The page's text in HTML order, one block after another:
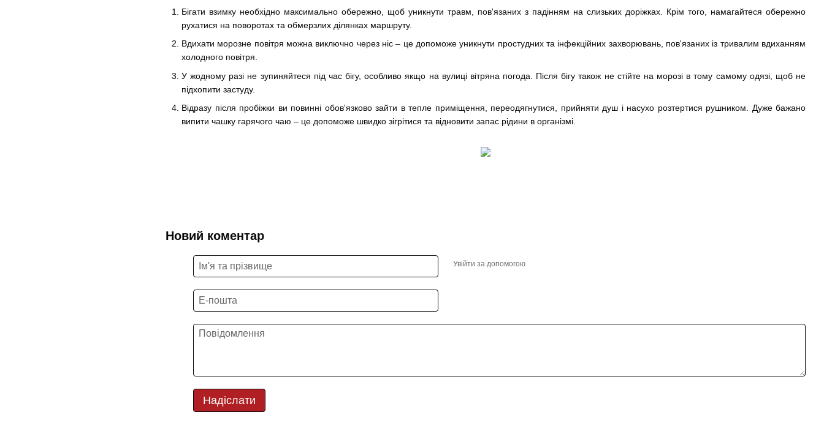
Бігати взимку необхідно максимально обережно, щоб уникнути травм, пов'язаних з падінням на слизьких доріжках. Крім того, намагайтеся обережно
рухатися на поворотах та обмерзлих ділянках маршруту.
Вдихати морозне повітря можна виключно через ніс – це допоможе уникнути простудних та інфекційних захворювань, пов'язаних із тривалим вдиханням
холодного повітря.
У жодному разі не зупиняйтеся під час бігу, особливо якщо на вулиці вітряна погода. Після бігу також не стійте на морозі в тому самому одязі, щоб не
підхопити застуду.
Відразу після пробіжки ви повинні обов'язково зайти в тепле приміщення, переодягнутися, прийняти душ і насухо розтертися рушником. Дуже бажано
випити чашку гарячого чаю – це допоможе швидко зігрітися та відновити запас рідини в організмі.
Новий коментар
Увійти за допомогою
Надіслати